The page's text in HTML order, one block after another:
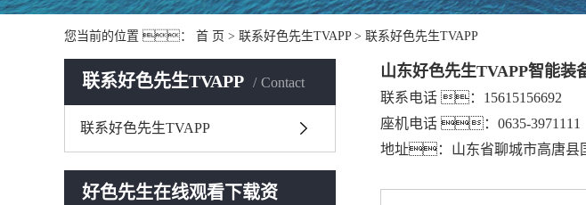
您当前的位置 ： 首 页 > 联系好色先生TVAPP> 联系好色先生TVAPP
联系好色先生TVAPP Contact
联系好色先生TVAPP
好色先生在线观看下载资
山东好色先生TVAPP智能装
联系电话 ： 15615156692
座机电话 ：0635-3971111
地址：山东省聊城市高唐县